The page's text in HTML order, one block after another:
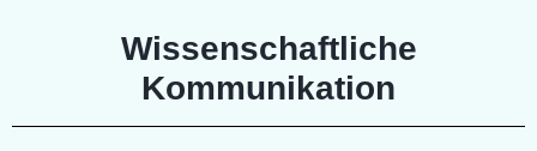
Wissenschaftliche
Kommunikation